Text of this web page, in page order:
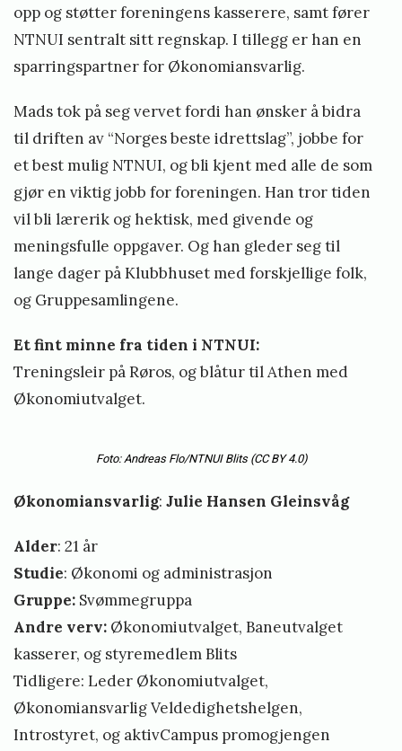
opp og støtter foreningens kasserere, samt fører
NTNUI sentralt sitt regnskap. I tillegg er han en
sparringspartner for Økonomiansvarlig.
Mads tok på seg vervet fordi han ønsker å bidra
til driften av “Norges beste idrettslag”, jobbe for
et best mulig NTNUI, og bli kjent med alle de som
gjør en viktig jobb for foreningen. Han tror tiden
vil bli lærerik og hektisk, med givende og
meningsfulle oppgaver. Og han gleder seg til
lange dager på Klubbhuset med forskjellige folk,
og Gruppesamlingene.
Et fint minne fra tiden i NTNUI:
Treningsleir på Røros, og blåtur til Athen med
Økonomiutvalget.
Foto: Andreas Flo/NTNUI Blits (CC BY 4.0)
Økonomiansvarlig: Julie Hansen Gleinsvåg
Alder: 21 år
Studie: Økonomi og administrasjon
Gruppe: Svømmegruppa
Andre verv: Økonomiutvalget, Baneutvalget
kasserer, og styremedlem Blits
Tidligere: Leder Økonomiutvalget,
Økonomiansvarlig Veldedighetshelgen,
Introstyret, og aktivCampus promogjengen